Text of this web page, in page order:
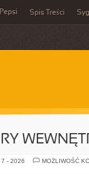
Pepsi Spis Treści
7 - 2026
MOŻLIWOŚĆ